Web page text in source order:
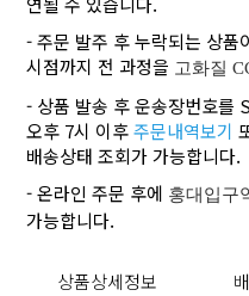
- 주문 발주 후 누락되는 상품
시점까지 전 과정을 고화질
- 상품 발송 후 운송장번호를
오후 7시 이후주문내역보기
배송상태 조회가 가능합니다.
- 온라인 주문 후에 홍대입구
가능합니다.
상품상세정보